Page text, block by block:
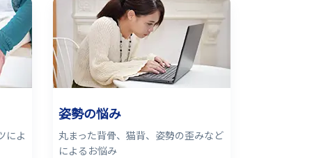
によ
姿勢の悩み
丸まった背骨、猫背、姿勢の歪みなど
によるお悩み